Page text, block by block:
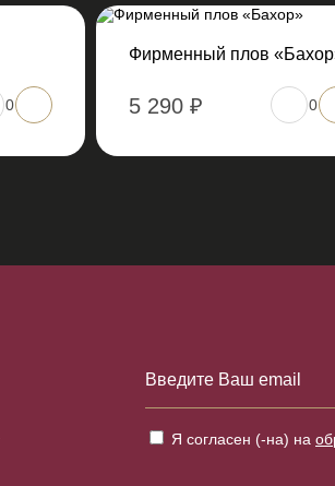
0
Фирменный плов
5 290 ₽ 0
Я согласен (-на) на